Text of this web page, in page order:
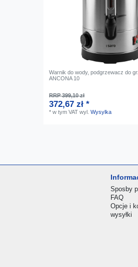
Warnik do wody, podgrzewacz do
ANCONA 10
RRP 399,10 zł
372,67 zł *
*w tym VAT wyl.Wysylka
Sposby
FAQ
Opcje i
wysyłki